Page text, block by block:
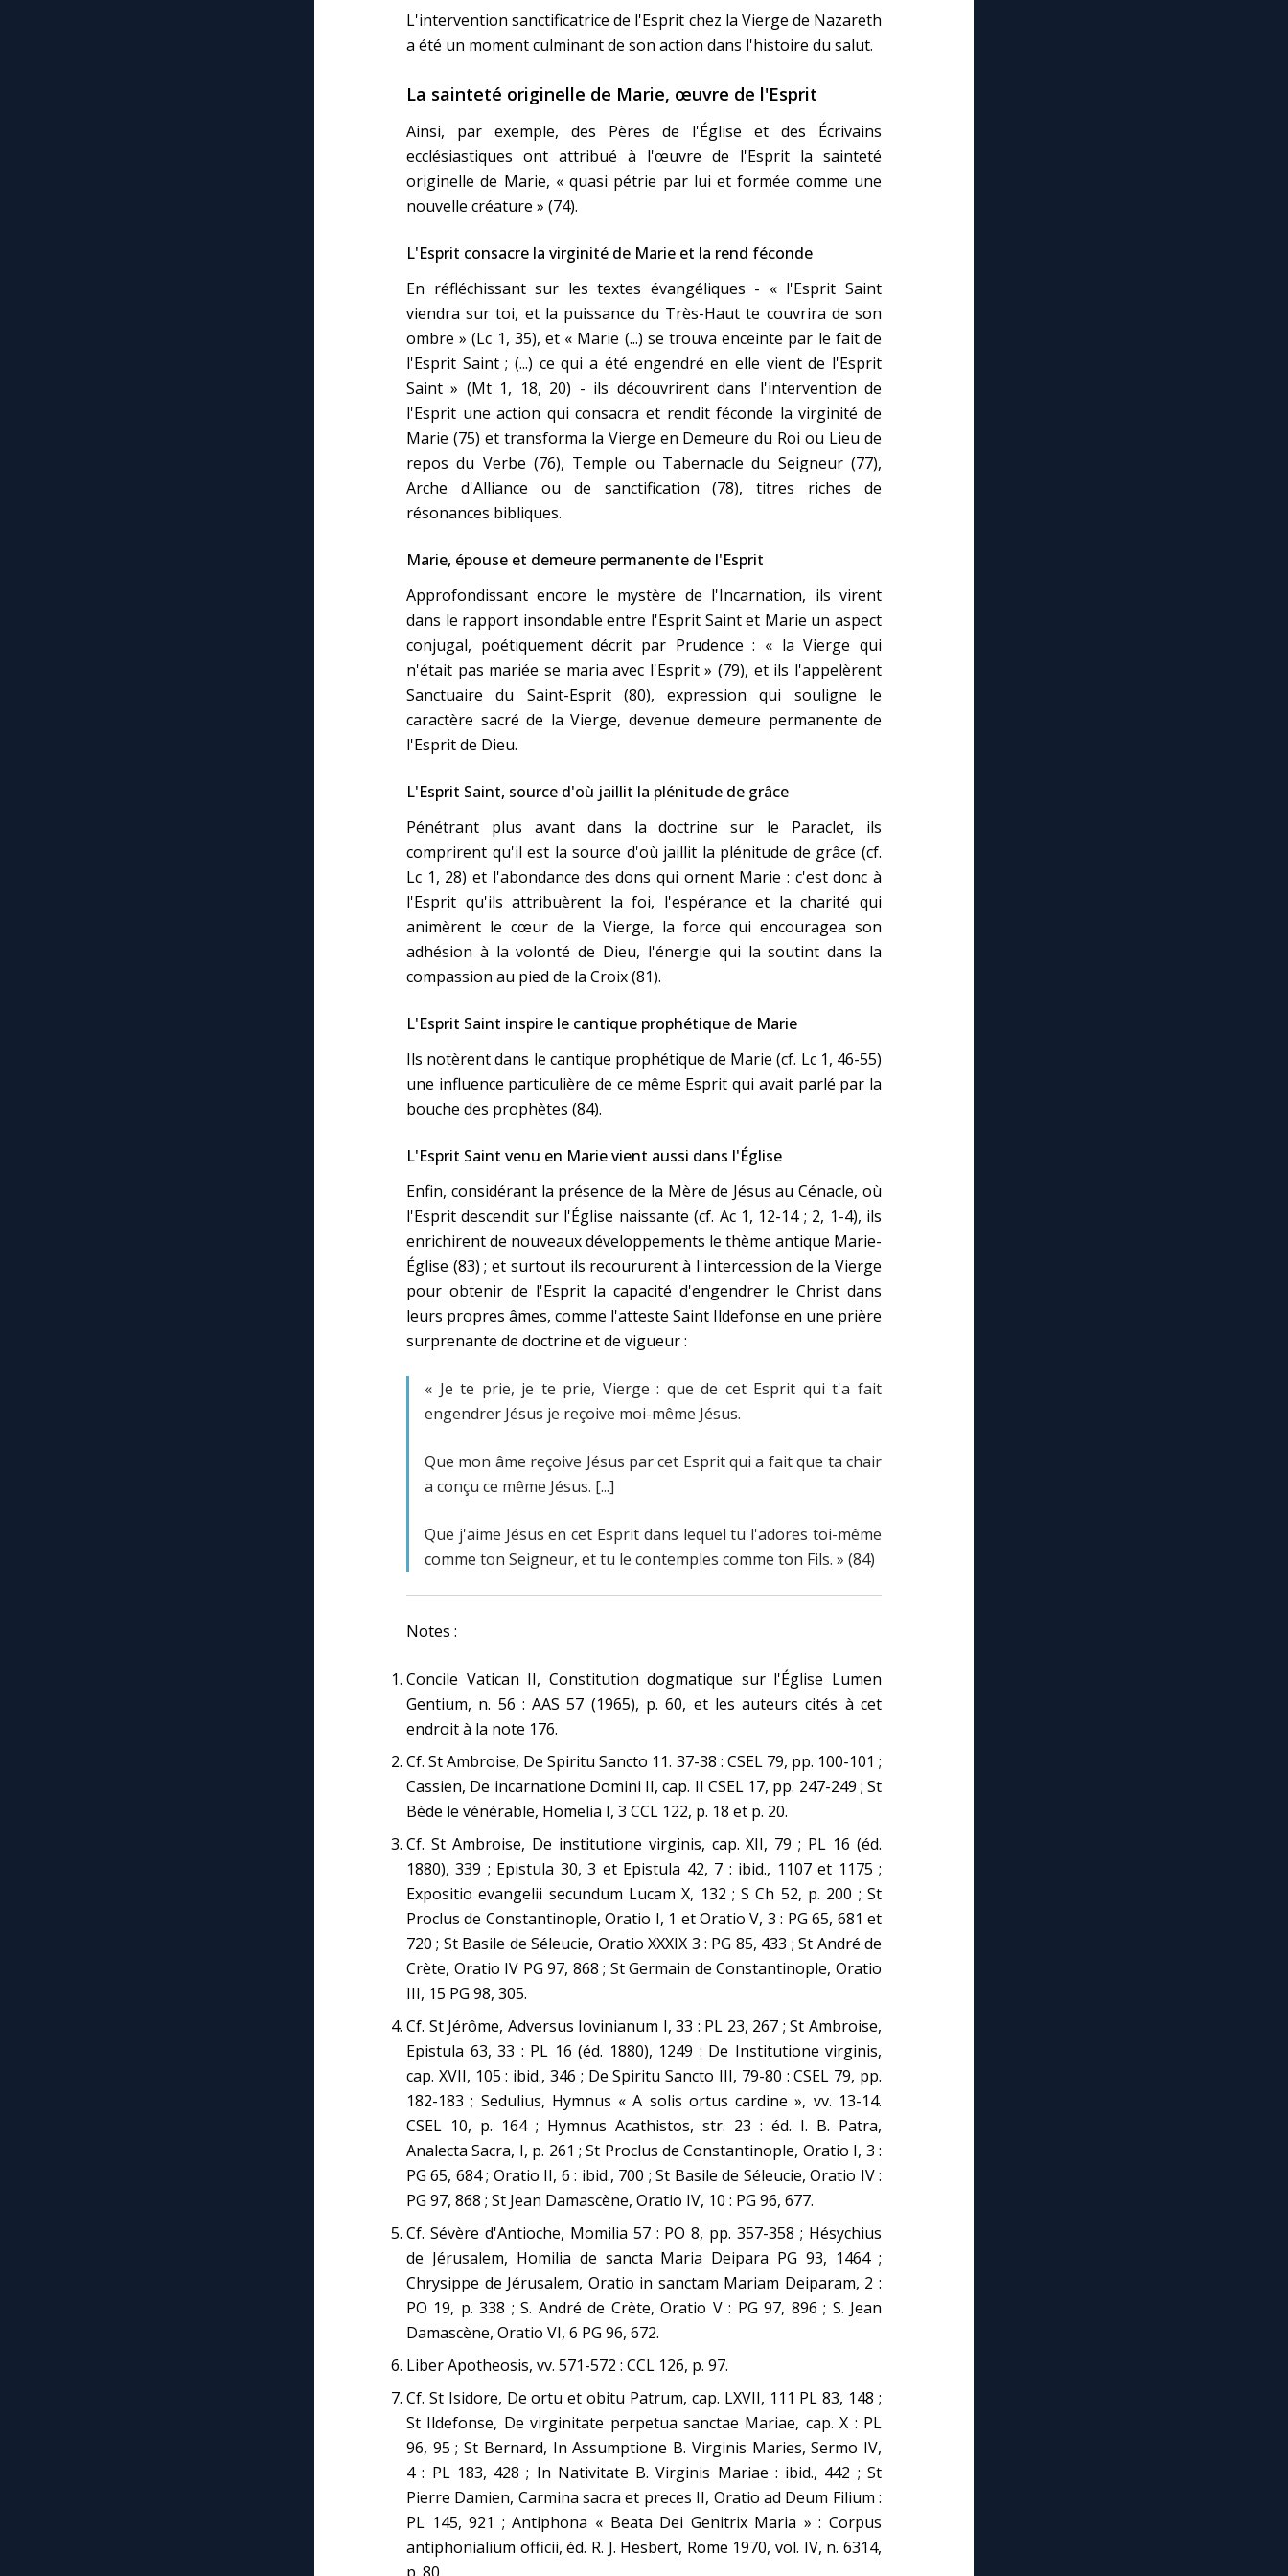
L'intervention sanctificatrice de l'Esprit chez la Vierge de Nazareth
a été un moment culminant de son action dans l'histoire du salut.
La sainteté originelle de Marie, œuvre de l'Esprit
Ainsi, par exemple, des Pères de l'Église et des Écrivains
ecclésiastiques ont attribué à l'œuvre de l'Esprit la sainteté
originelle de Marie, « quasi pétrie par lui et formée comme une
nouvelle créature » (74).
L'Esprit consacre la virginité de Marie et la rend féconde
En réfléchissant sur les textes évangéliques - « l'Esprit Saint
viendra sur toi, et la puissance du Très-Haut te couvrira de son
ombre » (Lc 1, 35), et « Marie (...) se trouva enceinte par le fait de
l'Esprit Saint ; (...) ce qui a été engendré en elle vient de l'Esprit
Saint » (Mt 1, 18, 20) - ils découvrirent dans l'intervention de
l'Esprit une action qui consacra et rendit féconde la virginité de
Marie (75) et transforma la Vierge en Demeure du Roi ou Lieu de
repos du Verbe (76), Temple ou Tabernacle du Seigneur (77),
Arche d'Alliance ou de sanctification (78), titres riches de
résonances bibliques.
Marie, épouse et demeure permanente de l'Esprit
Approfondissant encore le mystère de l'Incarnation, ils virent
dans le rapport insondable entre l'Esprit Saint et Marie un aspect
conjugal, poétiquement décrit par Prudence : « la Vierge qui
n'était pas mariée se maria avec l'Esprit » (79), et ils l'appelèrent
Sanctuaire du Saint-Esprit (80), expression qui souligne le
caractère sacré de la Vierge, devenue demeure permanente de
l'Esprit de Dieu.
L'Esprit Saint, source d'où jaillit la plénitude de grâce
Pénétrant plus avant dans la doctrine sur le Paraclet, ils
comprirent qu'il est la source d'où jaillit la plénitude de grâce (cf.
Lc 1, 28) et l'abondance des dons qui ornent Marie : c'est donc à
l'Esprit qu'ils attribuèrent la foi, l'espérance et la charité qui
animèrent le cœur de la Vierge, la force qui encouragea son
adhésion à la volonté de Dieu, l'énergie qui la soutint dans la
compassion au pied de la Croix (81).
L'Esprit Saint inspire le cantique prophétique de Marie
Ils notèrent dans le cantique prophétique de Marie (cf. Lc 1, 46-55)
une influence particulière de ce même Esprit qui avait parlé par la
bouche des prophètes (84).
L'Esprit Saint venu en Marie vient aussi dans l'Église
Enfin, considérant la présence de la Mère de Jésus au Cénacle, où
l'Esprit descendit sur l'Église naissante (cf. Ac 1, 12-14 ; 2, 1-4), ils
enrichirent de nouveaux développements le thème antique Marie-
Église (83) ; et surtout ils recoururent à l'intercession de la Vierge
pour obtenir de l'Esprit la capacité d'engendrer le Christ dans
leurs propres âmes, comme l'atteste Saint Ildefonse en une prière
surprenante de doctrine et de vigueur :
« Je te prie, je te prie, Vierge : que de cet Esprit qui t'a fait
engendrer Jésus je reçoive moi-même Jésus.
Que mon âme reçoive Jésus par cet Esprit qui a fait que ta chair
a conçu ce même Jésus. [...]
Que j'aime Jésus en cet Esprit dans lequel tu l'adores toi-même
comme ton Seigneur, et tu le contemples comme ton Fils. » (84)
Notes :
Concile Vatican II, Constitution dogmatique sur l'Église Lumen
Gentium, n. 56 : AAS 57 (1965), p. 60, et les auteurs cités à cet
endroit à la note 176.
Cf. St Ambroise, De Spiritu Sancto 11. 37-38 : CSEL 79, pp. 100-101 ;
Cassien, De incarnatione Domini II, cap. II CSEL 17, pp. 247-249 ; St
Bède le vénérable, Homelia I, 3 CCL 122, p. 18 et p. 20.
Cf. St Ambroise, De institutione virginis, cap. XII, 79 ; PL 16 (éd.
1880), 339 ; Epistula 30, 3 et Epistula 42, 7 : ibid., 1107 et 1175 ;
Expositio evangelii secundum Lucam X, 132 ; S Ch 52, p. 200 ; St
Proclus de Constantinople, Oratio I, 1 et Oratio V, 3 : PG 65, 681 et
720 ; St Basile de Séleucie, Oratio XXXIX 3 : PG 85, 433 ; St André de
Crète, Oratio IV PG 97, 868 ; St Germain de Constantinople, Oratio
III, 15 PG 98, 305.
Cf. St Jérôme, Adversus Iovinianum I, 33 : PL 23, 267 ; St Ambroise,
Epistula 63, 33 : PL 16 (éd. 1880), 1249 : De Institutione virginis,
cap. XVII, 105 : ibid., 346 ; De Spiritu Sancto III, 79-80 : CSEL 79, pp.
182-183 ; Sedulius, Hymnus « A solis ortus cardine », vv. 13-14.
CSEL 10, p. 164 ; Hymnus Acathistos, str. 23 : éd. I. B. Patra,
Analecta Sacra, I, p. 261 ; St Proclus de Constantinople, Oratio I, 3 :
PG 65, 684 ; Oratio II, 6 : ibid., 700 ; St Basile de Séleucie, Oratio IV :
PG 97, 868 ; St Jean Damascène, Oratio IV, 10 : PG 96, 677.
Cf. Sévère d'Antioche, Momilia 57 : PO 8, pp. 357-358 ; Hésychius
de Jérusalem, Homilia de sancta Maria Deipara PG 93, 1464 ;
Chrysippe de Jérusalem, Oratio in sanctam Mariam Deiparam, 2 :
PO 19, p. 338 ; S. André de Crète, Oratio V : PG 97, 896 ; S. Jean
Damascène, Oratio VI, 6 PG 96, 672.
Liber Apotheosis, vv. 571-572 : CCL 126, p. 97.
Cf. St Isidore, De ortu et obitu Patrum, cap. LXVII, 111 PL 83, 148 ;
St Ildefonse, De virginitate perpetua sanctae Mariae, cap. X : PL
96, 95 ; St Bernard, In Assumptione B. Virginis Maries, Sermo IV,
4 : PL 183, 428 ; In Nativitate B. Virginis Mariae : ibid., 442 ; St
Pierre Damien, Carmina sacra et preces II, Oratio ad Deum Filium :
PL 145, 921 ; Antiphona « Beata Dei Genitrix Maria » : Corpus
antiphonialium officii, éd. R. J. Hesbert, Rome 1970, vol. IV, n. 6314,
Close